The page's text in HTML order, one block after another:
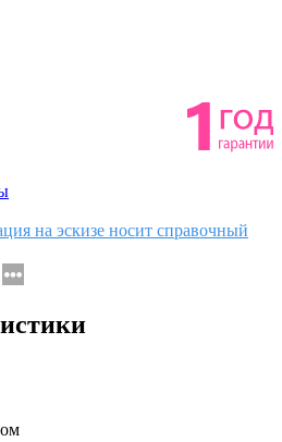
на эскизе носит справочный